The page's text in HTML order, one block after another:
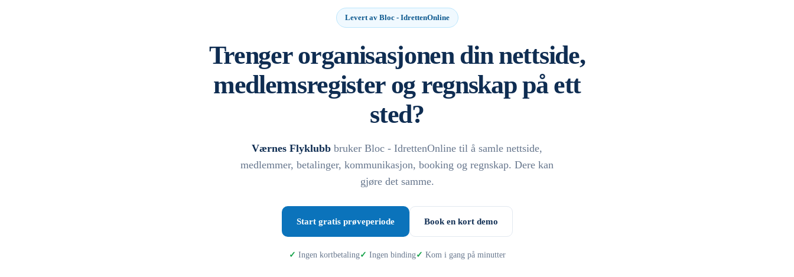
Levert av Bloc - IdrettenOnline
Trenger organisasjonen din nettside,
medlemsregister og regnskap på ett
sted?
Værnes Flyklubb bruker Bloc - IdrettenOnline til å samle nettside,
medlemmer, betalinger, kommunikasjon, booking og regnskap. Dere kan
gjøre det samme.
Start gratis prøveperiode Book en kort demo
Ingen kortbetaling Ingen binding Kom i gang på minutter